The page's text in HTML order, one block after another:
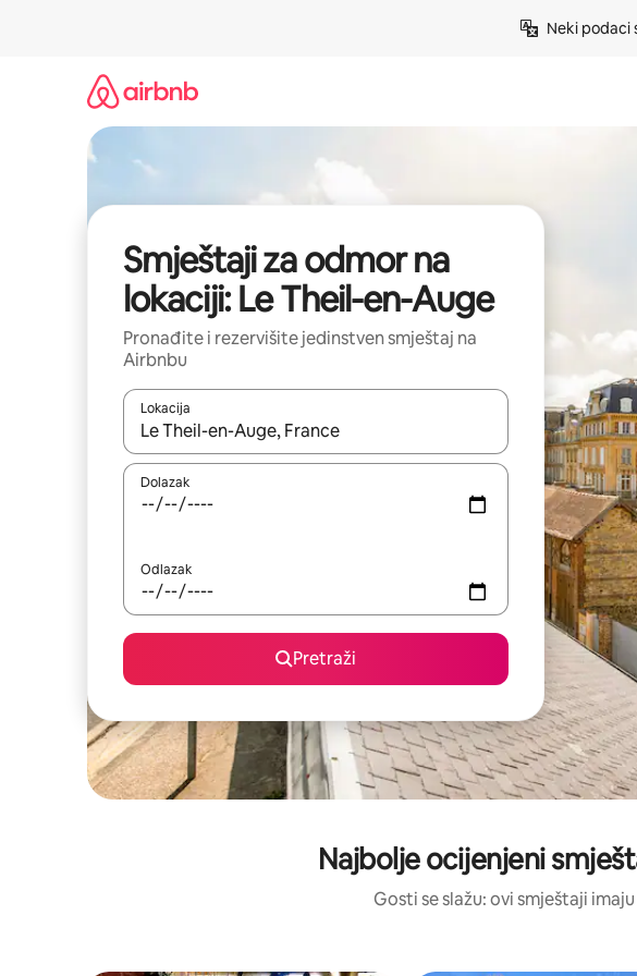
Neki podaci
Smještaji za odmor na
lokaciji: Le Theil-en-Auge
Pronađite i rezervišite jedinstven smještaj na
Airbnbu
Lokacija
Kad rezultati budu dostupni, krećite se gore i dolje pomoću strelica ili
Dolazak
Odlazak
Pretraži
Najbolje ocijenjeni
Gosti se slažu: ovi smještaji